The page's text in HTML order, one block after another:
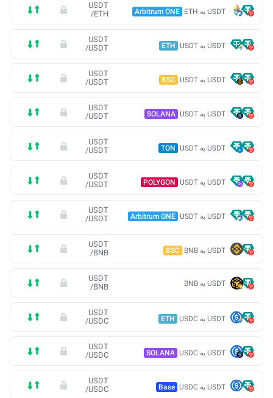
USDT به ETH Arbitrum ONE
USDT
/ETH
USDT به USDT ETH
USDT
/USDT
USDT به USDT BSC
USDT
/USDT
USDT به USDT SOLANA
USDT
/USDT
USDT به USDT TON
USDT
/USDT
USDT به USDT POLYGON
USDT
/USDT
USDT به USDT Arbitrum ONE
USDT
/USDT
USDT به BNB BSC
USDT
/BNB
USDT به BNB
USDT
/BNB
USDT به USDC ETH
USDT
/USDC
USDT به USDC SOLANA
USDT
/USDC
USDT به USDC Base
USDT
/USDC